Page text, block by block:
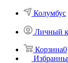
Колумбус
Личный
Корзина0